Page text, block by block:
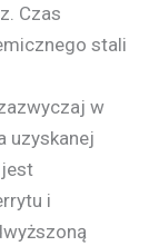
Czas
stali
w
uzyskanej
i